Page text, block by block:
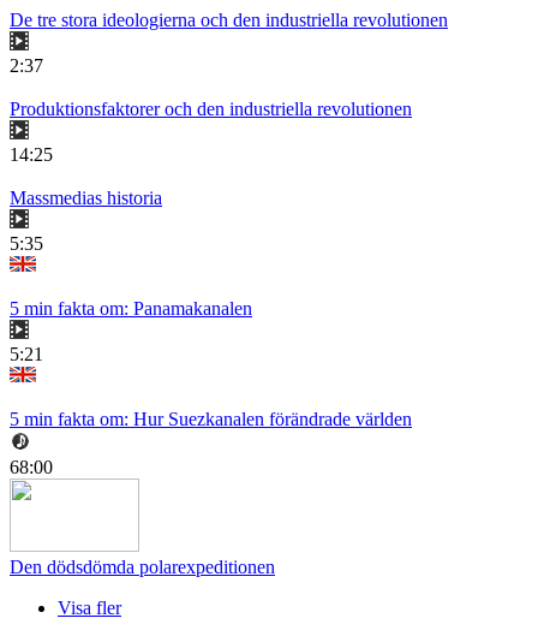
De tre stora ideologierna och den industriella revolutionen
2:37
Produktionsfaktorer och den industriella revolutionen
14:25
Massmedias historia
5:35
5 min fakta om: Panamakanalen
5:21
5 min fakta om: Hur Suezkanalen förändrade världen
68:00
Den dödsdömda polarexpeditionen
Visa fler